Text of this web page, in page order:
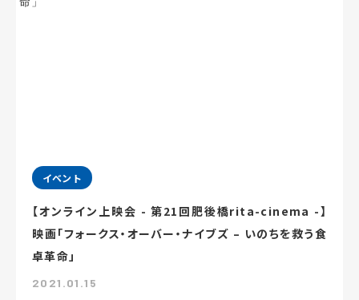
イベント
【オンライン上映会 - 第21回肥後橋rita-cinema -】
映画「フォークス・オーバー・ナイブズ – いのちを救う食
卓革命」
2021.01.15